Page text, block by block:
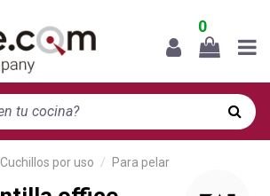
0
Cuchillos por uso Para pelar